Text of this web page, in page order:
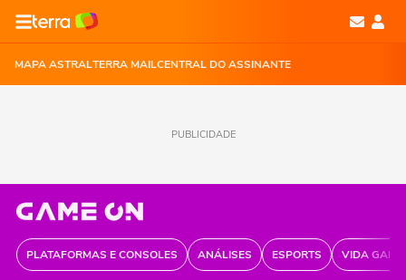
MAPA ASTRALTERRA MAILCENTRAL DO ASSINANTE
PUBLICIDADE
PLATAFORMAS E CONSOLES ANÁLISES ESPORTS VIDA